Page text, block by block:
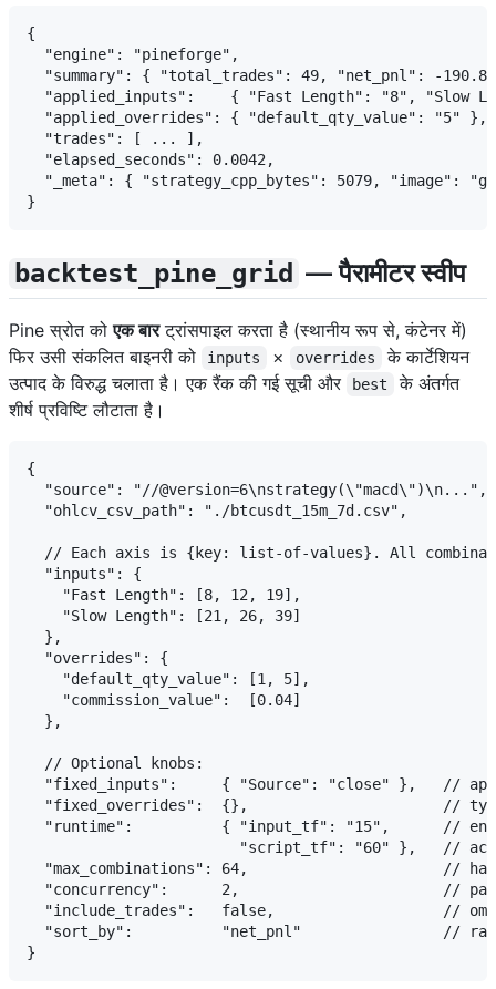
{
  "engine": "pineforge",
"summary": { "total_trades": 49, "net_pnl": -
"applied_inputs":    { "Fast Length": "8", "Slow
  "applied_overrides": { "default_qty_value": "5" },
  "trades": [ ... ],
  "elapsed_seconds": 0.0042,
"_meta": { "strategy_cpp_bytes": 5079, "image":
backtest_pine_grid — पैरामीटर स्वीप
Pine स्रोत कोएक बारट्रांसपाइल करता है (स्थानीय रूप से, कंटेनर में)
फिर उसी संकलित बाइनरी को
inputs × overrides
के कार्टेशियन
उत्पाद के विरुद्ध चलाता है। एक रैंक की गई सूची और
best
के अंतर्गत
शीर्ष प्रविष्टि लौटाता है।
{
  "source": "//@version=6\nstrategy(\"macd\")\n...",
  "ohlcv_csv_path": "./btcusdt_15m_7d.csv",
// Each axis is {key: list-of-values}. All
  "inputs": {
    "Fast Length": [8, 12, 19],
    "Slow Length": [21, 26, 39]
  },
  "overrides": {
    "default_qty_value": [1, 5],
    "commission_value":  [0.04]
  },
  // Optional knobs:
"fixed_inputs":     { "Source": "close" },   //
"fixed_overrides":  {},                      //
"runtime":          { "input_tf": "15",      //
"script_tf": "60" },   //
"max_combinations": 64,                      //
"concurrency":      2,                       //
"include_trades":   false,                   //
"sort_by":          "net_pnl"                //